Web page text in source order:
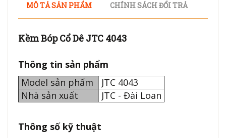
MÔ TẢ SẢN PHẨM CHÍNH SÁCH ĐỔI TRẢ
Kềm Bóp Cổ Dê JTC 4043
Thông tin sản phẩm
Model sản phẩm
JTC 4043
Nhà sản xuất
JTC - Đài Loan
Thông số kỹ thuật